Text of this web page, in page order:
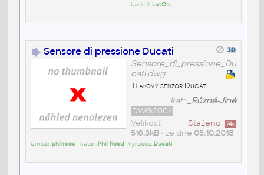
Umístil: LatCh
Sensore di pressione Ducati
Sensore_di_pressione_Du
cati.dwg
Tlakový senzor Ducati
kat:_Různé-Jiné
DWG2004
Staženo: 74x
Velikost
516,3kB• ze dne 05.10.2018
Umístil:phillreed • Autor: Phill Reed • Výrobce: Ducati